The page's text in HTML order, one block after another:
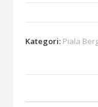
Kategori: Piala